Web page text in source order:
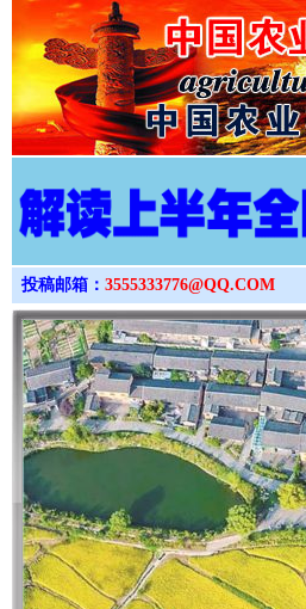
投稿邮箱： 3555333776@QQ.COM